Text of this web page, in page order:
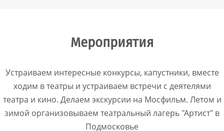
Мероприятия
Устраиваем интересные конкурсы, капустники, вместе
ходим в театры и устраиваем встречи с деятелями
театра и кино. Делаем экскурсии на Мосфильм. Летом и
зимой организовываем театральный лагерь "Артист" в
Подмосковье